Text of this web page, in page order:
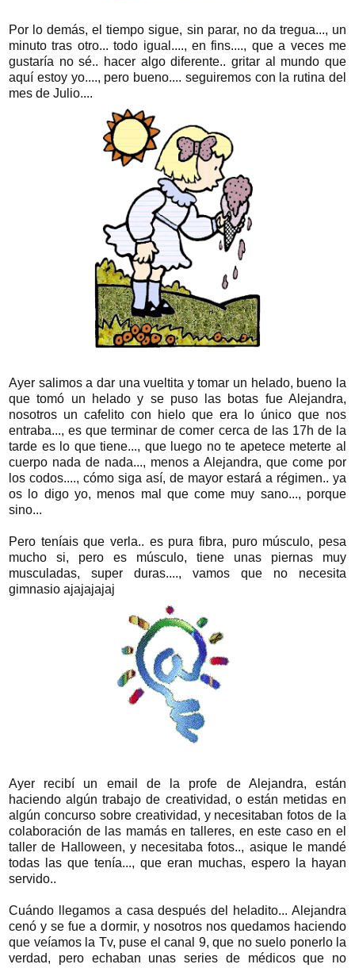
Por lo demás, el tiempo sigue, sin parar, no da tregua..., un
minuto tras otro... todo igual...., en fins...., que a veces me
gustaría no sé.. hacer algo diferente.. gritar al mundo que
aquí estoy yo...., pero bueno.... seguiremos con la rutina del
mes de Julio....
Ayer salimos a dar una vueltita y tomar un helado, bueno la
que tomó un helado y se puso las botas fue Alejandra,
nosotros un cafelito con hielo que era lo único que nos
entraba..., es que terminar de comer cerca de las 17h de la
tarde es lo que tiene..., que luego no te apetece meterte al
cuerpo nada de nada..., menos a Alejandra, que come por
los codos...., cómo siga así, de mayor estará a régimen.. ya
os lo digo yo, menos mal que come muy sano..., porque
sino...
Pero teníais que verla.. es pura fibra, puro músculo, pesa
mucho si, pero es músculo, tiene unas piernas muy
musculadas, super duras...., vamos que no necesita
gimnasio ajajajajaj
Ayer recibí un email de la profe de Alejandra, están
haciendo algún trabajo de creatividad, o están metidas en
algún concurso sobre creatividad, y necesitaban fotos de la
colaboración de las mamás en talleres, en este caso en el
taller de Halloween, y necesitaba fotos.., asique le mandé
todas las que tenía..., que eran muchas, espero la hayan
servido..
Cuándo llegamos a casa después del heladito... Alejandra
cenó y se fue a dormir, y nosotros nos quedamos haciendo
que veíamos la Tv, puse el canal 9, que no suelo ponerlo la
verdad, pero echaban unas series de médicos que no